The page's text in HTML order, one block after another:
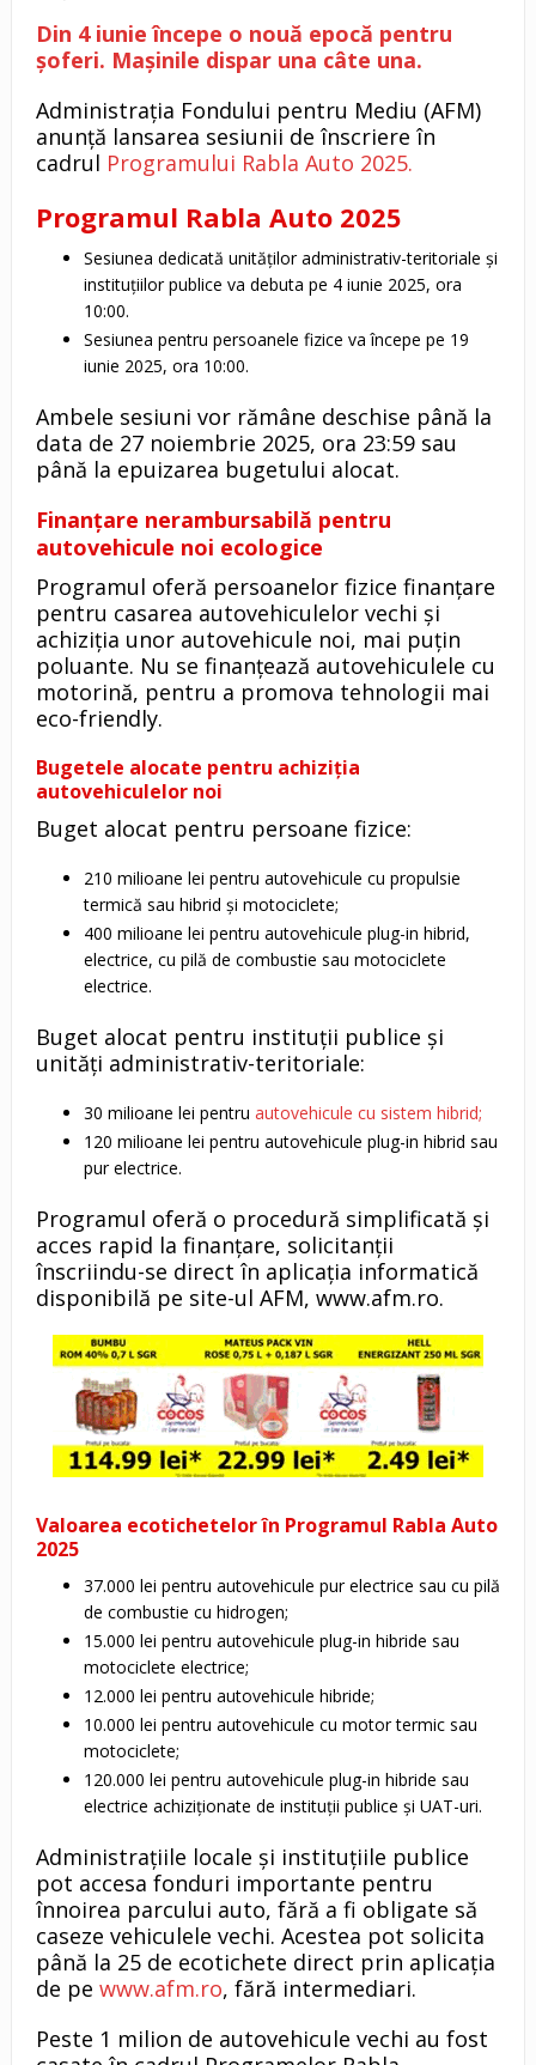
Din 4 iunie începe o nouă epocă pentru
șoferi. Mașinile dispar una câte una.
Administrația Fondului pentru Mediu (AFM)
anunță lansarea sesiunii de înscriere în
cadrul Programului Rabla Auto 2025.
Programul Rabla Auto 2025
Sesiunea dedicată unităților administrativ-teritoriale și
instituțiilor publice va debuta pe 4 iunie 2025, ora
10:00.
Sesiunea pentru persoanele fizice va începe pe 19
iunie 2025, ora 10:00.
Ambele sesiuni vor rămâne deschise până la
data de 27 noiembrie 2025, ora 23:59 sau
până la epuizarea bugetului alocat.
Finanțare nerambursabilă pentru
autovehicule noi ecologice
Programul oferă persoanelor fizice finanțare
pentru casarea autovehiculelor vechi și
achiziția unor autovehicule noi, mai puțin
poluante. Nu se finanțează autovehiculele cu
motorină, pentru a promova tehnologii mai
eco-friendly.
Bugetele alocate pentru achiziția
autovehiculelor noi
Buget alocat pentru persoane fizice:
210 milioane lei pentru autovehicule cu propulsie
termică sau hibrid și motociclete;
400 milioane lei pentru autovehicule plug-in hibrid,
electrice, cu pilă de combustie sau motociclete
electrice.
Buget alocat pentru instituții publice și
unități administrativ-teritoriale:
30 milioane lei pentru autovehicule cu sistem hibrid;
120 milioane lei pentru autovehicule plug-in hibrid sau
pur electrice.
Programul oferă o procedură simplificată și
acces rapid la finanțare, solicitanții
înscriindu-se direct în aplicația informatică
disponibilă pe site-ul AFM, www.afm.ro.
Valoarea ecotichetelor în Programul Rabla Auto
2025
37.000 lei pentru autovehicule pur electrice sau cu pilă
de combustie cu hidrogen;
15.000 lei pentru autovehicule plug-in hibride sau
motociclete electrice;
12.000 lei pentru autovehicule hibride;
10.000 lei pentru autovehicule cu motor termic sau
motociclete;
120.000 lei pentru autovehicule plug-in hibride sau
electrice achiziționate de instituții publice și UAT-uri.
Administrațiile locale și instituțiile publice
pot accesa fonduri importante pentru
înnoirea parcului auto, fără a fi obligate să
caseze vehiculele vechi. Acestea pot solicita
până la 25 de ecotichete direct prin aplicația
de pe www.afm.ro, fără intermediari.
Peste 1 milion de autovehicule vechi au fost